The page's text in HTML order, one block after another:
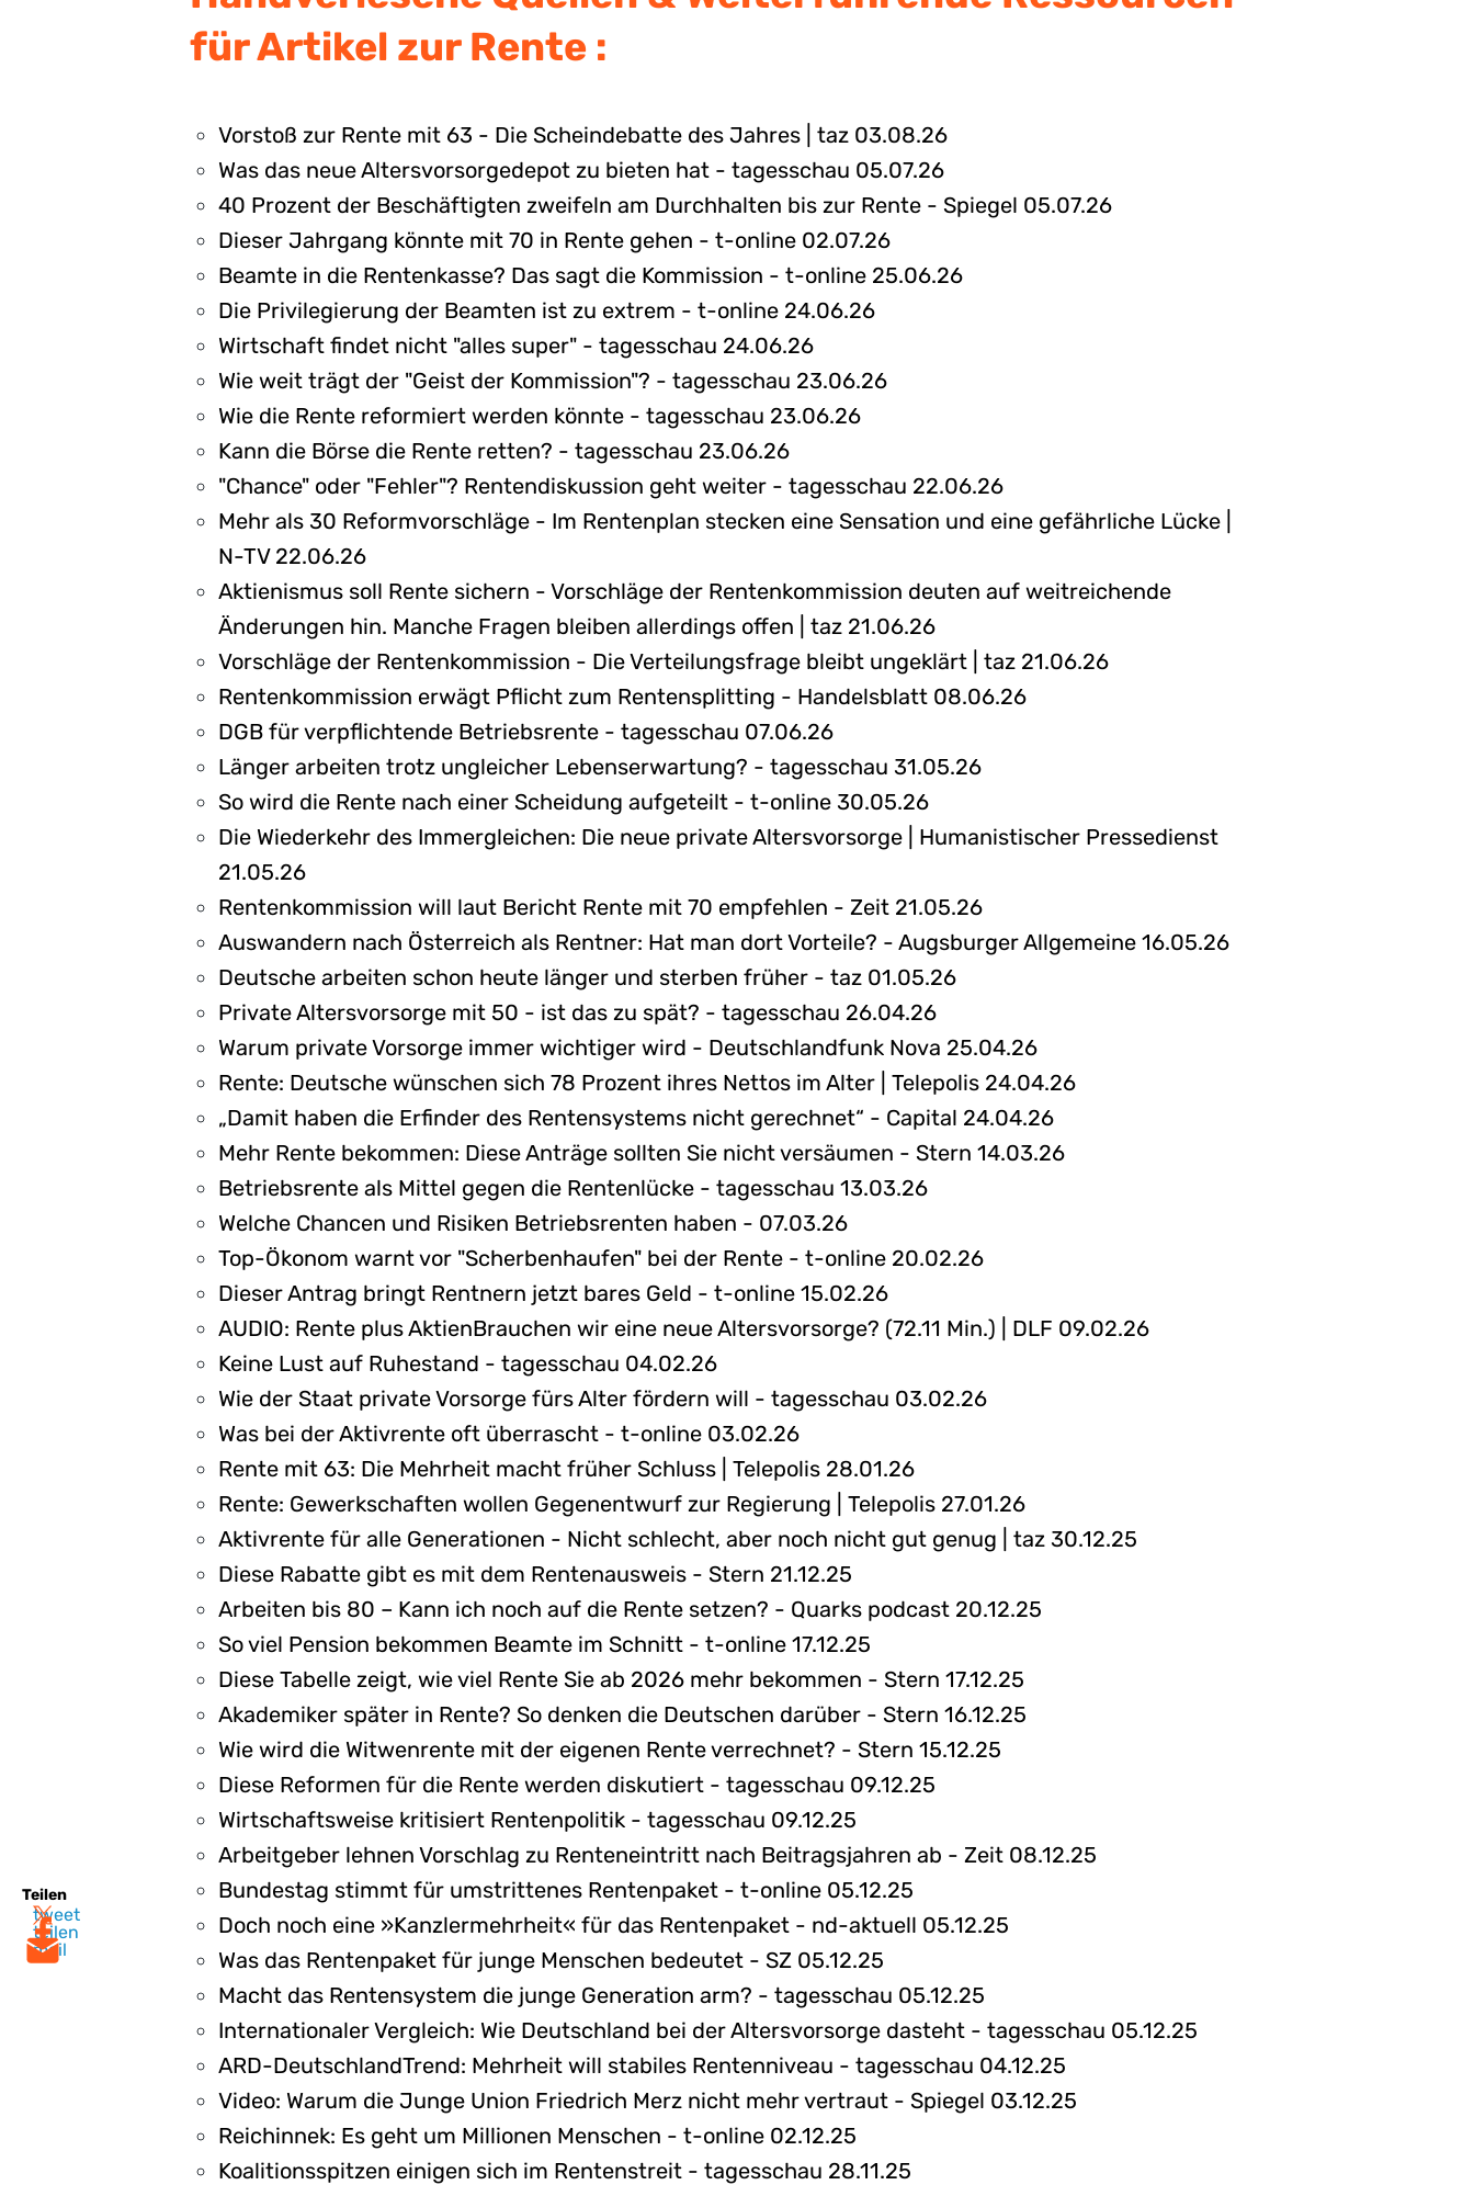
Teilen
tweet
teilen
mail
für Artikel zur Rente :
Vorstoß zur Rente mit 63 - Die Scheindebatte des Jahres | taz 03.08.26
Was das neue Altersvorsorgedepot zu bieten hat - tagesschau 05.07.26
40 Prozent der Beschäftigten zweifeln am Durchhalten bis zur Rente - Spiegel 05.07.26
Dieser Jahrgang könnte mit 70 in Rente gehen - t-online 02.07.26
Beamte in die Rentenkasse? Das sagt die Kommission - t-online 25.06.26
Die Privilegierung der Beamten ist zu extrem - t-online 24.06.26
Wirtschaft findet nicht "alles super" - tagesschau 24.06.26
Wie weit trägt der "Geist der Kommission"? - tagesschau 23.06.26
Wie die Rente reformiert werden könnte - tagesschau 23.06.26
Kann die Börse die Rente retten? - tagesschau 23.06.26
"Chance" oder "Fehler"? Rentendiskussion geht weiter - tagesschau 22.06.26
Mehr als 30 Reformvorschläge - Im Rentenplan stecken eine Sensation und eine gefährliche Lücke |
N-TV 22.06.26
Aktienismus soll Rente sichern - Vorschläge der Rentenkommission deuten auf weitreichende
Änderungen hin. Manche Fragen bleiben allerdings offen | taz 21.06.26
Vorschläge der Rentenkommission - Die Verteilungsfrage bleibt ungeklärt | taz 21.06.26
Rentenkommission erwägt Pflicht zum Rentensplitting - Handelsblatt 08.06.26
DGB für verpflichtende Betriebsrente - tagesschau 07.06.26
Länger arbeiten trotz ungleicher Lebenserwartung? - tagesschau 31.05.26
So wird die Rente nach einer Scheidung aufgeteilt - t-online 30.05.26
Die Wiederkehr des Immergleichen: Die neue private Altersvorsorge | Humanistischer Pressedienst
21.05.26
Rentenkommission will laut Bericht Rente mit 70 empfehlen - Zeit 21.05.26
Auswandern nach Österreich als Rentner: Hat man dort Vorteile? - Augsburger Allgemeine 16.05.26
Deutsche arbeiten schon heute länger und sterben früher - taz 01.05.26
Private Altersvorsorge mit 50 - ist das zu spät? - tagesschau 26.04.26
Warum private Vorsorge immer wichtiger wird - Deutschlandfunk Nova 25.04.26
Rente: Deutsche wünschen sich 78 Prozent ihres Nettos im Alter | Telepolis 24.04.26
„Damit haben die Erfinder des Rentensystems nicht gerechnet“ - Capital 24.04.26
Mehr Rente bekommen: Diese Anträge sollten Sie nicht versäumen - Stern 14.03.26
Betriebsrente als Mittel gegen die Rentenlücke - tagesschau 13.03.26
Welche Chancen und Risiken Betriebsrenten haben - 07.03.26
Top-Ökonom warnt vor "Scherbenhaufen" bei der Rente - t-online 20.02.26
Dieser Antrag bringt Rentnern jetzt bares Geld - t-online 15.02.26
AUDIO: Rente plus AktienBrauchen wir eine neue Altersvorsorge? (72.11 Min.) | DLF 09.02.26
Keine Lust auf Ruhestand - tagesschau 04.02.26
Wie der Staat private Vorsorge fürs Alter fördern will - tagesschau 03.02.26
Was bei der Aktivrente oft überrascht - t-online 03.02.26
Rente mit 63: Die Mehrheit macht früher Schluss | Telepolis 28.01.26
Rente: Gewerkschaften wollen Gegenentwurf zur Regierung | Telepolis 27.01.26
Aktivrente für alle Generationen - Nicht schlecht, aber noch nicht gut genug | taz 30.12.25
Diese Rabatte gibt es mit dem Rentenausweis - Stern 21.12.25
Arbeiten bis 80 – Kann ich noch auf die Rente setzen? - Quarks podcast 20.12.25
So viel Pension bekommen Beamte im Schnitt - t-online 17.12.25
Diese Tabelle zeigt, wie viel Rente Sie ab 2026 mehr bekommen - Stern 17.12.25
Akademiker später in Rente? So denken die Deutschen darüber - Stern 16.12.25
Wie wird die Witwenrente mit der eigenen Rente verrechnet? - Stern 15.12.25
Diese Reformen für die Rente werden diskutiert - tagesschau 09.12.25
Wirtschaftsweise kritisiert Rentenpolitik - tagesschau 09.12.25
Arbeitgeber lehnen Vorschlag zu Renteneintritt nach Beitragsjahren ab - Zeit 08.12.25
Bundestag stimmt für umstrittenes Rentenpaket - t-online 05.12.25
Doch noch eine »Kanzlermehrheit« für das Rentenpaket - nd-aktuell 05.12.25
Was das Rentenpaket für junge Menschen bedeutet - SZ 05.12.25
Macht das Rentensystem die junge Generation arm? - tagesschau 05.12.25
Internationaler Vergleich: Wie Deutschland bei der Altersvorsorge dasteht - tagesschau 05.12.25
ARD-DeutschlandTrend: Mehrheit will stabiles Rentenniveau - tagesschau 04.12.25
Video: Warum die Junge Union Friedrich Merz nicht mehr vertraut - Spiegel 03.12.25
Reichinnek: Es geht um Millionen Menschen - t-online 02.12.25
Koalitionsspitzen einigen sich im Rentenstreit - tagesschau 28.11.25